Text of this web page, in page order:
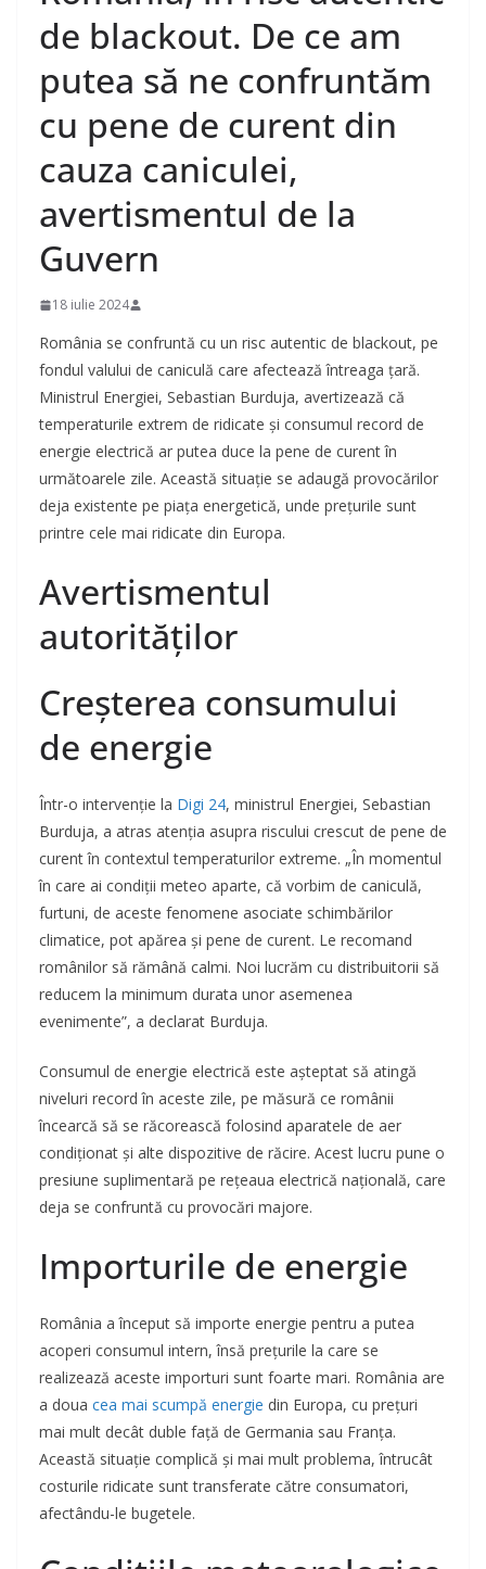
de blackout. De ce am
putea să ne confruntăm
cu pene de curent din
cauza caniculei,
avertismentul de la
Guvern
18 iulie 2024
România se confruntă cu un risc autentic de blackout, pe
fondul valului de caniculă care afectează întreaga țară.
Ministrul Energiei, Sebastian Burduja, avertizează că
temperaturile extrem de ridicate și consumul record de
energie electrică ar putea duce la pene de curent în
următoarele zile. Această situație se adaugă provocărilor
deja existente pe piața energetică, unde prețurile sunt
printre cele mai ridicate din Europa.
Avertismentul
autorităților
Creșterea consumului
de energie
Într-o intervenție la Digi 24, ministrul Energiei, Sebastian
Burduja, a atras atenția asupra riscului crescut de pene de
curent în contextul temperaturilor extreme. „În momentul
în care ai condiții meteo aparte, că vorbim de caniculă,
furtuni, de aceste fenomene asociate schimbărilor
climatice, pot apărea și pene de curent. Le recomand
românilor să rămână calmi. Noi lucrăm cu distribuitorii să
reducem la minimum durata unor asemenea
evenimente”, a declarat Burduja.
Consumul de energie electrică este așteptat să atingă
niveluri record în aceste zile, pe măsură ce românii
încearcă să se răcorească folosind aparatele de aer
condiționat și alte dispozitive de răcire. Acest lucru pune o
presiune suplimentară pe rețeaua electrică națională, care
deja se confruntă cu provocări majore.
Importurile de energie
România a început să importe energie pentru a putea
acoperi consumul intern, însă prețurile la care se
realizează aceste importuri sunt foarte mari. România are
a doua cea mai scumpă energie din Europa, cu prețuri
mai mult decât duble față de Germania sau Franța.
Această situație complică și mai mult problema, întrucât
costurile ridicate sunt transferate către consumatori,
afectându-le bugetele.